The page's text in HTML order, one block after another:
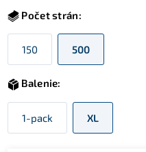
Počet strán:
150 500
Balenie:
1-pack XL